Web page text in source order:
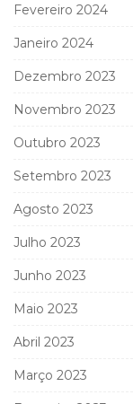
Fevereiro 2024
Janeiro 2024
Dezembro 2023
Novembro 2023
Outubro 2023
Setembro 2023
Agosto 2023
Julho 2023
Junho 2023
Maio 2023
Abril 2023
Março 2023